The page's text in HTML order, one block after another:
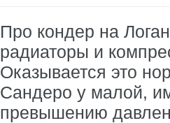
Про кондер на
радиаторы и
Оказывается это
Сандеро у малой,
превышению